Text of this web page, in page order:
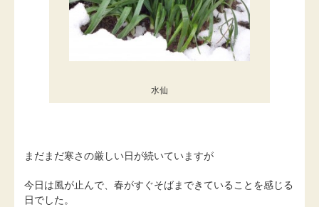
水仙
まだまだ寒さの厳しい日が続いていますが
今日は風が止んで、春がすぐそばまできていることを感じる
日でした。